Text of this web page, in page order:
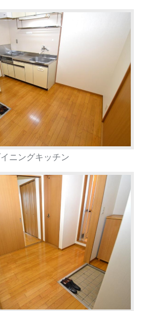
ニングキッチン